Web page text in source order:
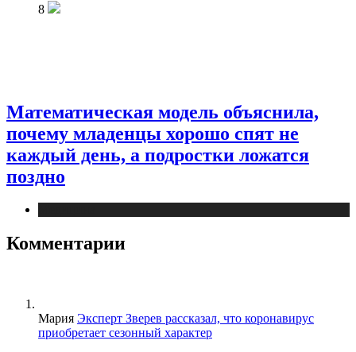
8
Математическая модель объяснила,
почему младенцы хорошо спят не
каждый день, а подростки ложатся
поздно
Комментарии
Мария Эксперт Зверев рассказал, что коронавирус
приобретает сезонный характер